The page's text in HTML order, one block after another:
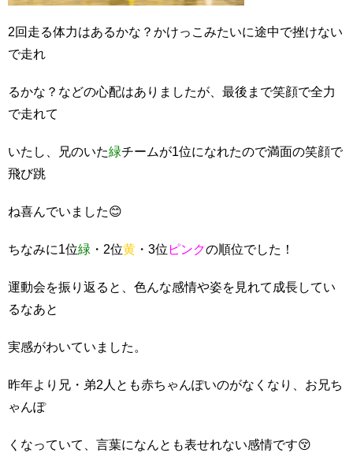
2回走る体力はあるかな？かけっこみたいに途中で挫けない
で走れ
るかな？などの心配はありましたが、最後まで笑顔で全力
で走れて
いたし、兄のいた緑チームが1位になれたので満面の笑顔で
飛び跳
ね喜んでいました😊
ちなみに1位緑 ・2位黄 ・3位 ピンクの順位でした！
運動会を振り返ると、色んな感情や姿を見れて成長してい
るなあと
実感がわいていました。
昨年より兄・弟2人とも赤ちゃんぽいのがなくなり、お兄ち
ゃんぽ
くなっていて、言葉になんとも表せれない感情です😚